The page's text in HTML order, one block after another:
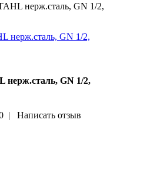
нерж.сталь, GN 1/2,
нерж.сталь, GN 1/2,
|
Написать отзыв